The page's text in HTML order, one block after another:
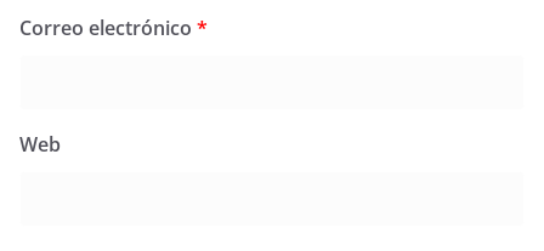
Correo electrónico *
Web